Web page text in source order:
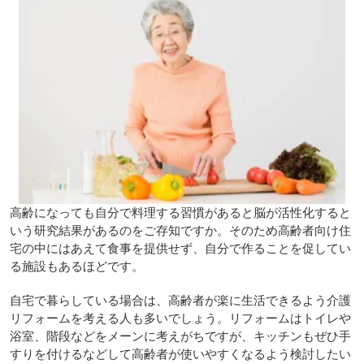
高齢になっても自分で料理する習慣があると脳が活性化すると
いう研究結果があるのをご存知ですか。そのため高齢者向け住
宅の中にはあえて食事を提供せず、自分で作ることを促してい
る施設もあるほどです。
自宅で暮らしている場合は、高齢者が楽に生活できるよう介護
リフォームを考える人も多いでしょう。リフォームはトイレや
浴室、階段などをメーンに考えがちですが、キッチンもぜひ手
すりを付けるなどして高齢者が使いやすくなるよう検討したい